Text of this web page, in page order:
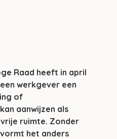
Raad heeft in april
werkgever een
of
aanwijzen als
ruimte. Zonder
het anders